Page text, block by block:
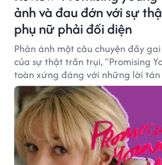
ảnh và đau đớn với sự
phụ nữ phải đối diện
Phản ánh một câu chuyện đầy
của sự thật trần trụi, "Promising
toàn xứng đáng với những lời
giải thưởng từ khán giả và giới